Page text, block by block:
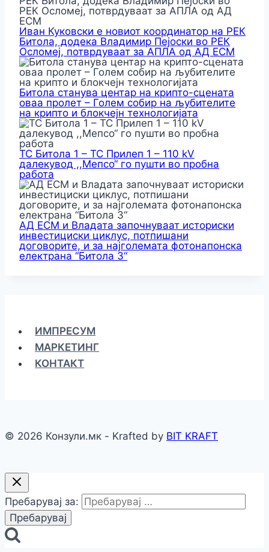
Иван Куковски е новиот координатор на РЕК
Битола, додека Владимир Пејоски во РЕК
Осломеј, потврдуваат за АПЛА од АД ЕСМ
Битола станува центар на крипто-сцената
оваа пролет – Голем собир на љубителите
на крипто и блокчејн технологијата
ТС Битола 1 – ТС Прилеп 1 – 110 kV
далекувод ,,Мепсо“ го пушти во пробна
работа
АД ЕСМ и Владата започнуваат историски
инвестициски циклус, потпишани
договорите, и за најголемата фотонапонска
електрана “Битола 3“
ИМПРЕСУМ
МАРКЕТИНГ
КОНТАКТ
© 2026 Конзули.мк - Krafted by BIT KRAFT
Пребарувај за: